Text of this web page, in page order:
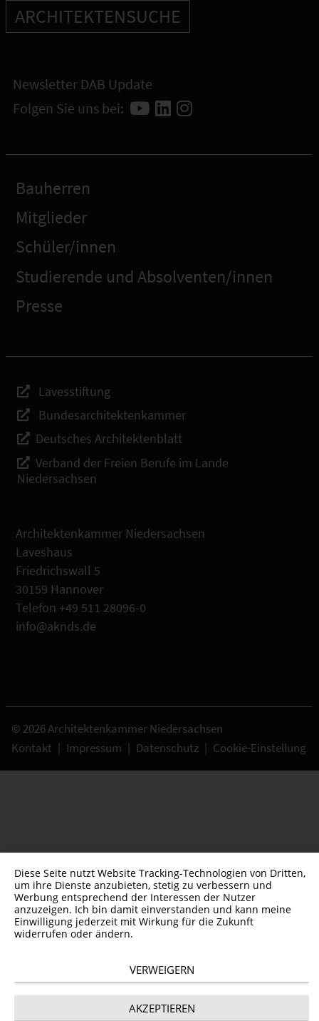
ARCHITEKTENSUCHE
Newsletter DAB Update
Folgen Sie uns bei:
Bauherren
Mitglieder
Schüler/innen
Studierende und Absolventen/innen
Presse
Lavesstiftung
Bundesarchitektenkammer
Deutsches Architektenblatt
Verband der Freien Berufe im Lande
Niedersachsen
Architektenkammer Niedersachsen
Laveshaus
Friedrichswall 5
30159 Hannover
Telefon +49 511 28096-0
info@aknds.de
© 2026 Architektenkammer Niedersachsen
Kontakt | Impressum | Datenschutz | Cookie-Einstellung
Diese Seite nutzt Website Tracking-Technologien von Dritten,
um ihre Dienste anzubieten, stetig zu verbessern und
Werbung entsprechend der Interessen der Nutzer
anzuzeigen. Ich bin damit einverstanden und kann meine
Einwilligung jederzeit mit Wirkung für die Zukunft
widerrufen oder ändern.
VERWEIGERN
AKZEPTIEREN